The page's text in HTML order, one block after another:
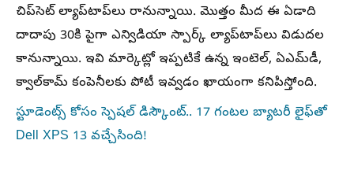
చిప్‌సెట్ ల్యాప్‌టాప్‌లు రానున్నాయి. మొత్తం మీద ఈ ఏడాది
దాదాపు 30కి పైగా ఎన్విడియా స్పార్క్ ల్యాప్‌టాప్‌లు విడుదల
కానున్నాయి. ఇవి మార్కెట్లో ఇప్పటికే ఉన్న ఇంటెల్, ఏఎమ్‌డీ,
క్వాల్‌కామ్ కంపెనీలకు పోటీ ఇవ్వడం ఖాయంగా కనిపిస్తోంది.
స్టూడెంట్స్ కోసం స్పెషల్ డిస్కౌంట్.. 17 గంటల బ్యాటరీ లైఫ్‌తో
Dell XPS 13 వచ్చేసింది!